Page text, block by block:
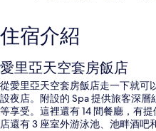
住宿介紹
愛里亞天空套房飯店
從愛里亞天空套房飯店走一下就可
設夜店。附設的 Spa 提供旅客深
等享受。這裡還有 14 間餐廳，有
店還有 3 座室外游泳池、池畔酒吧